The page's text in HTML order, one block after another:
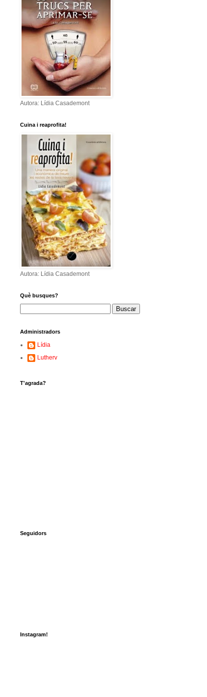
Autora: Lídia Casademont
Cuina i reaprofita!
Autora: Lídia Casademont
Què busques?
Administradors
Lídia
Lutherv
T'agrada?
Seguidors
Instagram!